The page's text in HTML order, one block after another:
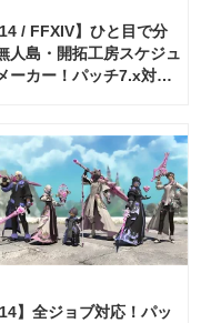
/ FFXIV】ひと目で分
人島・開拓工房スケジュ
ーカー！パッチ7.x対応
】全ジョブ対応！パッ